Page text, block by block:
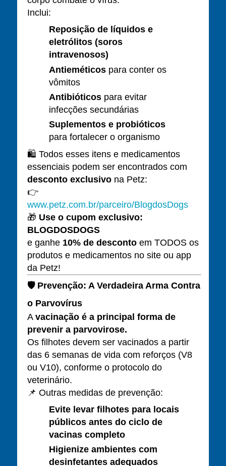
Inclui:
Reposição de líquidos e
eletrólitos (soros
intravenosos)
Antieméticospara conter os
vômitos
Antibióticospara evitar
infecções secundárias
Suplementos e probióticos
para fortalecer o organismo
🛍️ Todos esses itens e medicamentos
essenciais podem ser encontrados com
desconto exclusivo na Petz:
👉
www.petz.com.br/parceiro/BlogdosDogs
🎁 Use o cupom exclusivo:
BLOGDOSDOGS
e ganhe 10% de desconto em TODOS os
produtos e medicamentos no site ou app
da Petz!
🛡️ Prevenção: A Verdadeira Arma Contra
o Parvovírus
A vacinação é a principal forma de
prevenir a parvovirose.
Os filhotes devem ser vacinados a partir
das 6 semanas de vida com reforços (V8
ou V10), conforme o protocolo do
veterinário.
📌 Outras medidas de prevenção:
Evite levar filhotes para locais
públicos antes do ciclo de
vacinas completo
Higienize ambientes com
desinfetantes adequados